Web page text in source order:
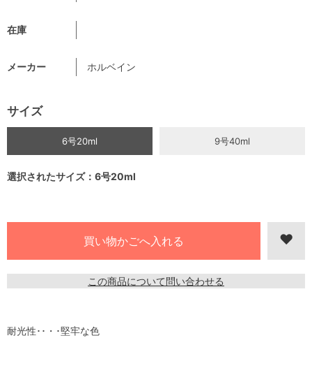
在庫
メーカー ホルベイン
サイズ
6号20ml 9号40ml
選択されたサイズ：6号20ml
この商品について問い合わせる
耐光性･･・･堅牢な色